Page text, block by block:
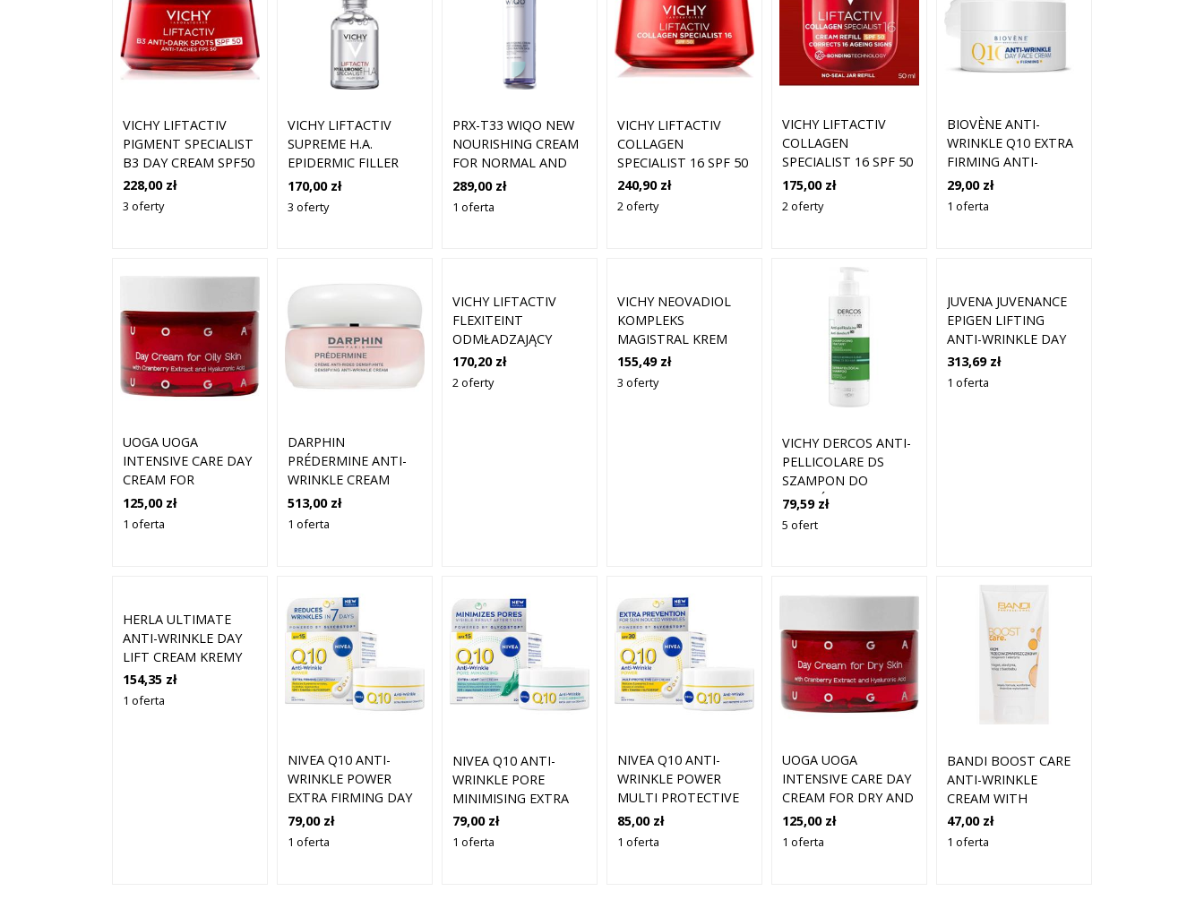
VICHY LIFTACTIV
PIGMENT SPECIALIST
B3 DAY CREAM SPF50
50 ML 50 ML
228,00 zł
3 oferty
VICHY LIFTACTIV
SUPREME H.A.
EPIDERMIC FILLER
SERUM PRZECIW
STARZENIU SIĘ
SKÓRY Z KWASEM
170,00 zł
3 oferty
PRX-T33 WIQO NEW
NOURISHING CREAM
FOR NORMAL AND
COMBINATION SKIN
50ML | KREM
289,00 zł
1 oferta
VICHY LIFTACTIV
COLLAGEN
SPECIALIST 16 SPF 50
KREM OCHRONNY NA
DZIEŃ PRZECIW
STARZENIU SKÓRY
240,90 zł
2 oferty
VICHY LIFTACTIV
COLLAGEN
SPECIALIST 16 SPF 50
KREM OCHRONNY NA
DZIEŃ PRZECIW
STARZENIU SKÓRY
175,00 zł
2 oferty
BIOVÈNE ANTI-
WRINKLE Q10 EXTRA
FIRMING ANTI-
WRINKLE DAY CREAM
50 ML
29,00 zł
1 oferta
UOGA UOGA
INTENSIVE CARE DAY
CREAM FOR
COMBINATION AND
OILY SKIN 30 ML
125,00 zł
1 oferta
DARPHIN
PRÉDERMINE ANTI-
WRINKLE CREAM
NORMAL SKIN (50ML)
513,00 zł
1 oferta
VICHY LIFTACTIV
FLEXITEINT
ODMŁADZAJĄCY
PODKŁAD Z EFEKTEM
LIFTINGU ODCIEŃ 15
OPAL 30 ML
170,20 zł
2 oferty
VICHY NEOVADIOL
KOMPLEKS
MAGISTRAL KREM
UJĘDRNIAJĄCY I
ODŻYWIAJĄCY NA
DZIEŃ 50 ML
155,49 zł
3 oferty
VICHY DERCOS ANTI-
PELLICOLARE DS
SZAMPON DO
WŁOSÓW
NORMALNYCH I
79,59 zł
5 ofert
JUVENA JUVENANCE
EPIGEN LIFTING
ANTI-WRINKLE DAY
CREAM KREMY DO
TWARZY 50 ML
313,69 zł
1 oferta
HERLA ULTIMATE
ANTI-WRINKLE DAY
LIFT CREAM KREMY
DO TWARZY 50 ML
154,35 zł
1 oferta
NIVEA Q10 ANTI-
WRINKLE POWER
EXTRA FIRMING DAY
CREAM 50 ML
79,00 zł
1 oferta
NIVEA Q10 ANTI-
WRINKLE PORE
MINIMISING EXTRA
LIGHT DAY CREAM 50
ML
79,00 zł
1 oferta
NIVEA Q10 ANTI-
WRINKLE POWER
MULTI PROTECTIVE
DAY CREAM 50 ML
85,00 zł
1 oferta
UOGA UOGA
INTENSIVE CARE DAY
CREAM FOR DRY AND
NORMAL SKIN 30 ML
125,00 zł
1 oferta
BANDI BOOST CARE
ANTI-WRINKLE
CREAM WITH
COLLAGEN AND
ELASTIN 50 ML
47,00 zł
1 oferta